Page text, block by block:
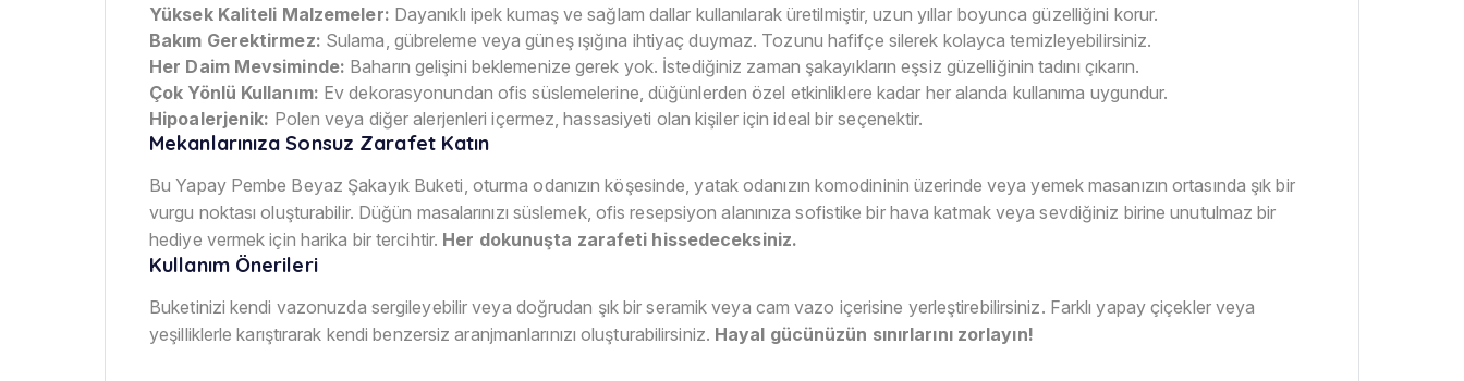
Yüksek Kaliteli Malzemeler: Dayanıklı ipek kumaş ve sağlam dallar kullanılarak üretilmiştir, uzun yıllar boyunca güzelliğini korur.
Bakım Gerektirmez: Sulama, gübreleme veya güneş ışığına ihtiyaç duymaz. Tozunu hafifçe silerek kolayca temizleyebilirsiniz.
Her Daim Mevsiminde: Baharın gelişini beklemenize gerek yok. İstediğiniz zaman şakayıkların eşsiz güzelliğinin tadını çıkarın.
Çok Yönlü Kullanım: Ev dekorasyonundan ofis süslemelerine, düğünlerden özel etkinliklere kadar her alanda kullanıma uygundur.
Hipoalerjenik: Polen veya diğer alerjenleri içermez, hassasiyeti olan kişiler için ideal bir seçenektir.
Mekanlarınıza Sonsuz Zarafet Katın
Bu Yapay Pembe Beyaz Şakayık Buketi, oturma odanızın köşesinde, yatak odanızın komodininin üzerinde veya yemek masanızın ortasında şık bir
vurgu noktası oluşturabilir. Düğün masalarınızı süslemek, ofis resepsiyon alanınıza sofistike bir hava katmak veya sevdiğiniz birine unutulmaz bir
hediye vermek için harika bir tercihtir. Her dokunuşta zarafeti hissedeceksiniz.
Kullanım Önerileri
Buketinizi kendi vazonuzda sergileyebilir veya doğrudan şık bir seramik veya cam vazo içerisine yerleştirebilirsiniz. Farklı yapay çiçekler veya
yeşilliklerle karıştırarak kendi benzersiz aranjmanlarınızı oluşturabilirsiniz. Hayal gücünüzün sınırlarını zorlayın!